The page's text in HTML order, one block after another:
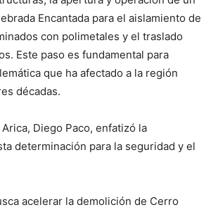
Encantada para el aislamiento de
con polimetales y el traslado
Este paso es fundamental para
que ha afectado a la región
décadas.
Diego Paco, enfatizó la
determinación para la seguridad y el
acelerar la demolición de Cerro